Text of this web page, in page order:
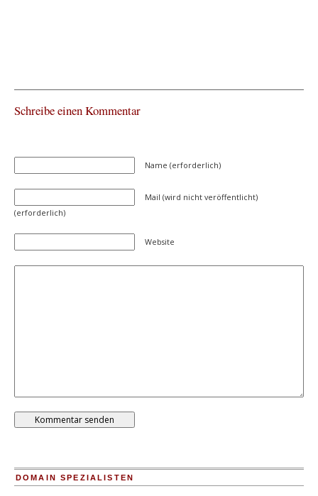
Schreibe einen Kommentar
Name (erforderlich)
Mail (wird nicht veröffentlicht)
(erforderlich)
Website
DOMAIN SPEZIALISTEN